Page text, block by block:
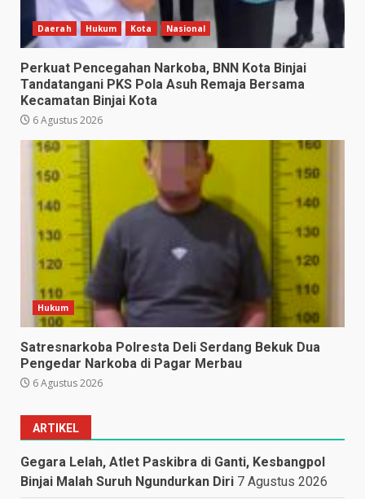
Daerah Hukum Kota Nasional
Perkuat Pencegahan Narkoba, BNN Kota Binjai
Tandatangani PKS Pola Asuh Remaja Bersama
Kecamatan Binjai Kota
6 Agustus 2026
Hukum
Satresnarkoba Polresta Deli Serdang Bekuk Dua
Pengedar Narkoba di Pagar Merbau
6 Agustus 2026
ARTIKEL
Gegara Lelah, Atlet Paskibra di Ganti, Kesbangpol
Binjai Malah Suruh Ngundurkan Diri 7 Agustus 2026